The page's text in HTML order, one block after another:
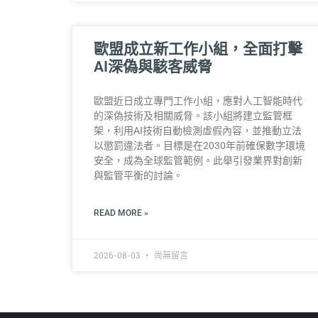
歐盟成立新工作小組，全面打擊
AI深偽與駭客威脅
歐盟近日成立專門工作小組，應對人工智能時代
的深偽技術及相關威脅。該小組將建立監管框
架，利用AI技術自動檢測虛假內容，並推動立法
以懲罰違法者。目標是在2030年前確保數字環境
安全，成為全球監管範例。此舉引發業界對創新
與監管平衡的討論。
READ MORE »
2026-08-03 尚無留言